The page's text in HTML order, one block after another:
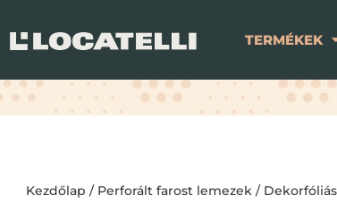
TERMÉKEK
Kezdőlap / Perforált farost lemezek/